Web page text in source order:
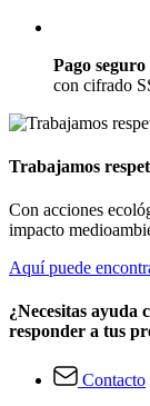
Pago seguro
con cifrado
Trabajamos
Con acciones
impacto
Aquí puede
¿Necesitas ayuda
responder a tus
Contacto